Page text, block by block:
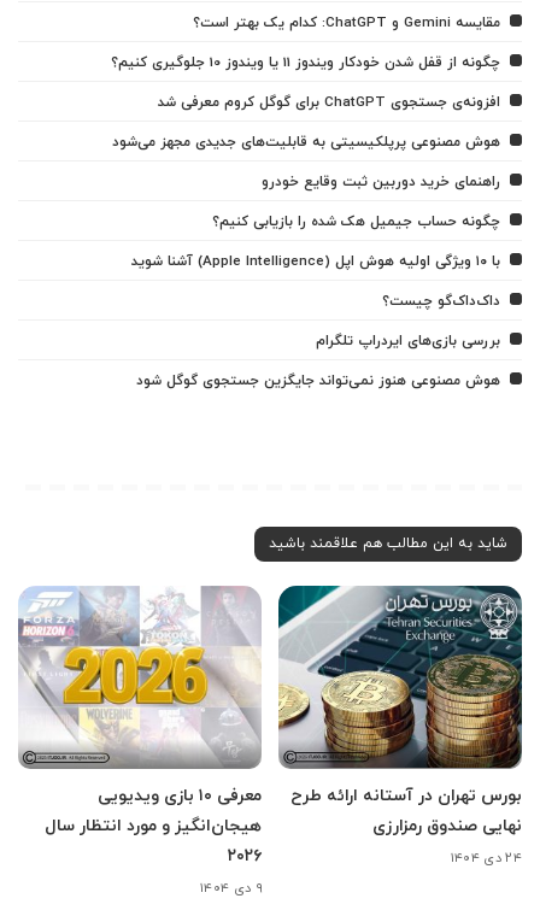
مقایسه Gemini و ChatGPT: کدام یک بهتر است؟
چگونه از قفل شدن خودکار ویندوز 11 یا ویندوز 10 جلوگیری کنیم؟
افزونه‌ی جستجوی ChatGPT برای گوگل کروم معرفی شد
هوش مصنوعی پرپلکیسیتی به قابلیت‌های جدیدی مجهز می‌شود
راهنمای خرید دوربین ثبت وقایع خودرو
چگونه حساب جیمیل هک شده را بازیابی کنیم؟
با ۱۰ ویژگی اولیه هوش اپل (Apple Intelligence) آشنا شوید
داک‌داک‌گو چیست؟
بررسی بازی‌های ایردراپ تلگرام
هوش مصنوعی هنوز نمی‌تواند جایگزین جستجوی گوگل شود
شاید به این مطالب هم علاقمند باشید
بورس تهران در آستانه ارائه طرح
نهایی صندوق رمزارزی
۲۴ دی ۱۴۰۴
معرفی ۱۰ بازی ویدیویی
هیجان‌انگیز و مورد انتظار سال
۲۰۲۶
۹ دی ۱۴۰۴